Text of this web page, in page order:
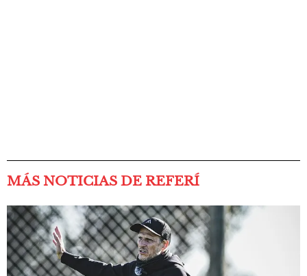
MÁS NOTICIAS DE REFERÍ